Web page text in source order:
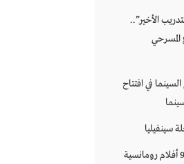
الأخير”..
المسرحي
في افتتاح
سينفيليا
أفضل 9 أفلام رومانسية